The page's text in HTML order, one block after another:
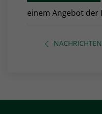
einem Angebot der